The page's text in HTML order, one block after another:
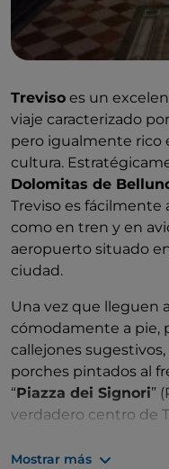
Treviso es un
viaje caracterizado
pero igualmente rico
cultura.
Dolomitas de
Treviso es fácilmente
como en tren y en
aeropuerto situado
ciudad.
Una vez que lleguen
cómodamente a pie,
callejones
porches pintados al
“Piazza dei Signori”
verdadero centro de
dominada por
Mostrar más